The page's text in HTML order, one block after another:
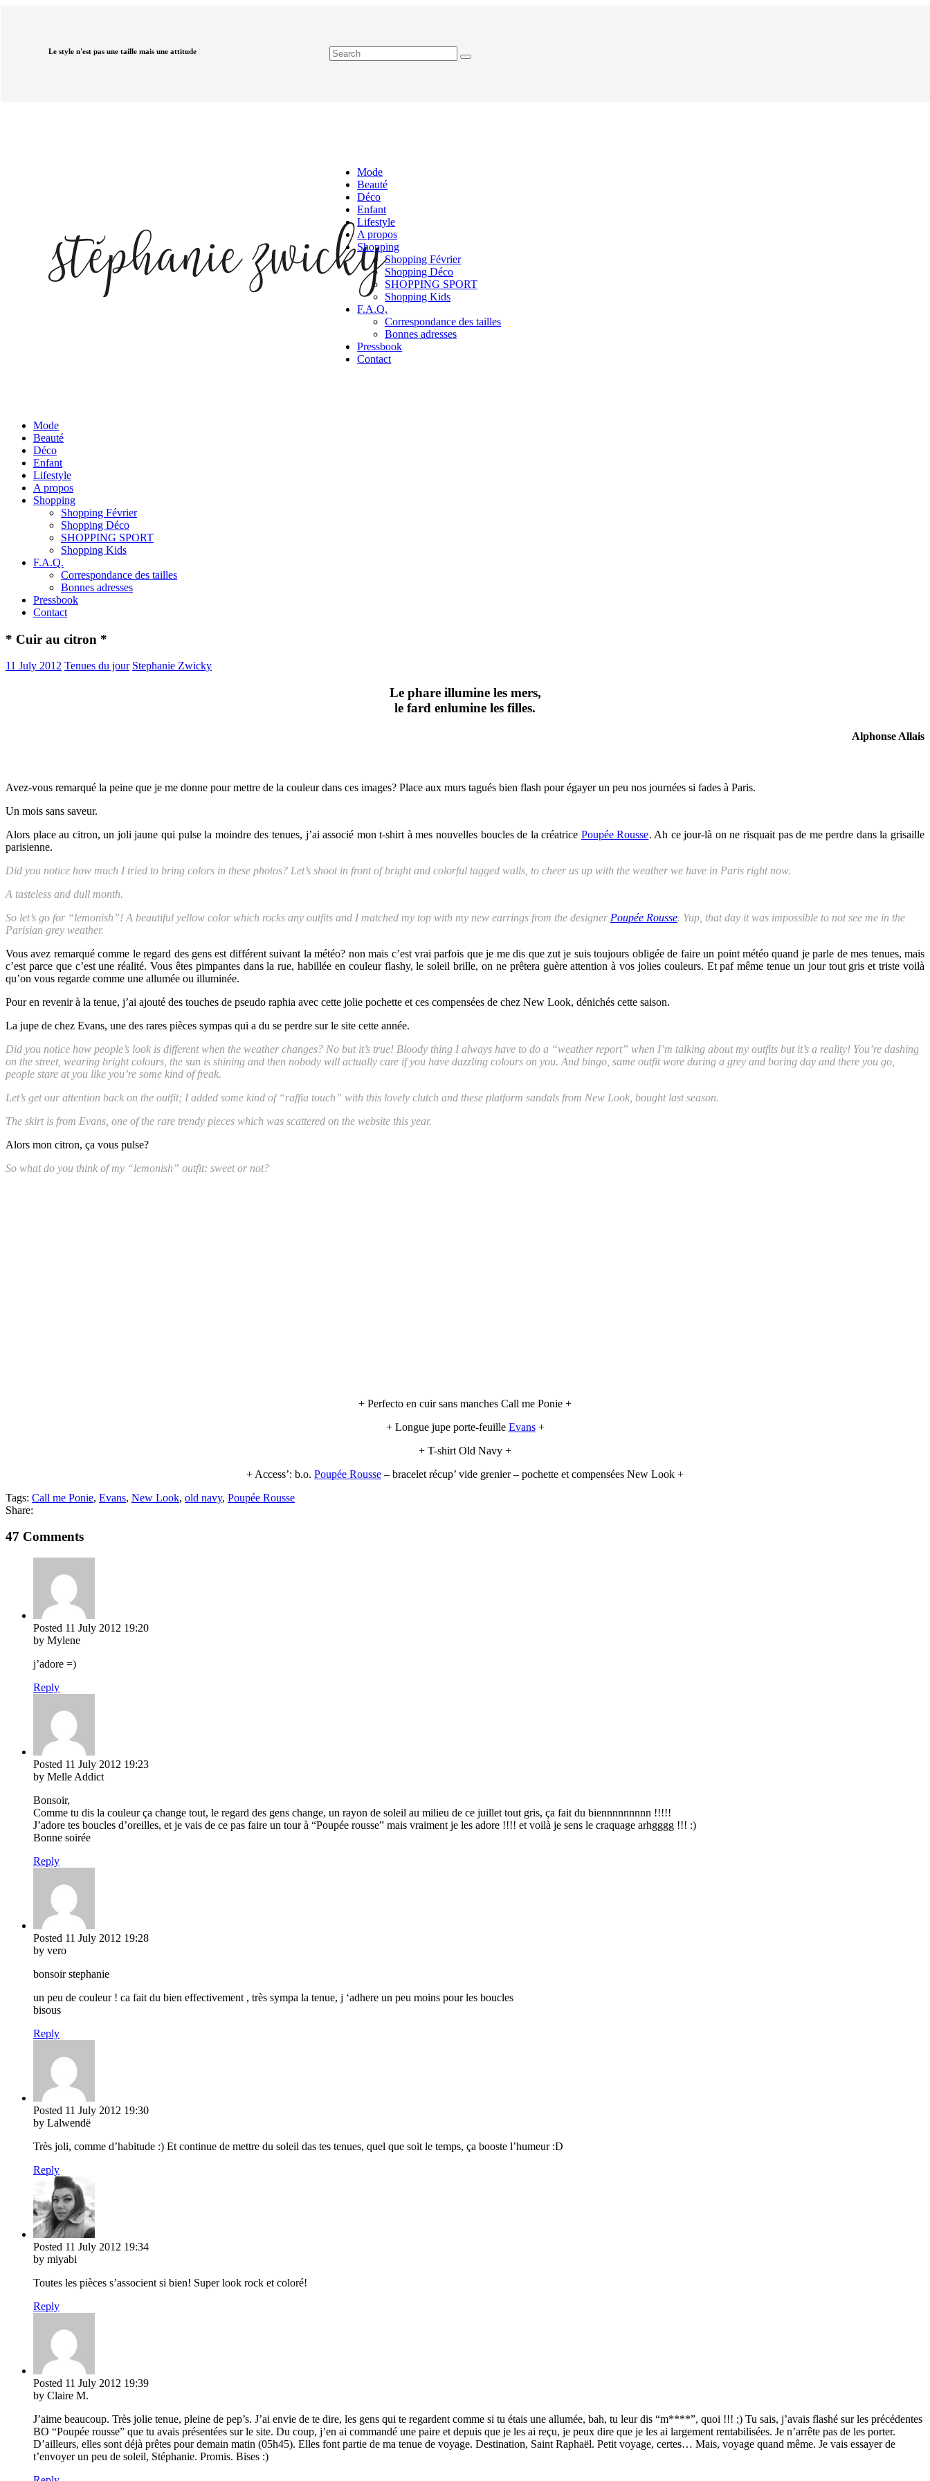
Le style n'est pas une taille mais une attitude
Mode
Beauté
Déco
Enfant
Lifestyle
A propos
Shopping
Shopping Février
Shopping Déco
SHOPPING SPORT
Shopping Kids
F.A.Q.
Correspondance des tailles
Bonnes adresses
Pressbook
Contact
Mode
Beauté
Déco
Enfant
Lifestyle
A propos
Shopping
Shopping Février
Shopping Déco
SHOPPING SPORT
Shopping Kids
F.A.Q.
Correspondance des tailles
Bonnes adresses
Pressbook
Contact
* Cuir au citron *
11 July 2012 Tenues du jour Stephanie Zwicky
Le phare illumine les mers,
le fard enlumine les filles.
Alphonse Allais
Avez-vous remarqué la peine que je me donne pour mettre de la couleur dans ces images? Place aux murs tagués bien flash pour égayer un peu nos journées si fades à Paris.
Un mois sans saveur.
Alors place au citron, un joli jaune qui pulse la moindre des tenues, j’ai associé mon t-shirt à mes nouvelles boucles de la créatrice Poupée Rousse. Ah ce jour-là on ne risquait pas de me perdre dans la grisaille
parisienne.
Did you notice how much I tried to bring colors in these photos? Let’s shoot in front of bright and colorful tagged walls, to cheer us up with the weather we have in Paris right now.
A tasteless and dull month.
So let’s go for “lemonish”! A beautiful yellow color which rocks any outfits and I matched my top with my new earrings from the designer Poupée Rousse. Yup, that day it was impossible to not see me in the
Parisian grey weather.
Vous avez remarqué comme le regard des gens est différent suivant la météo? non mais c’est vrai parfois que je me dis que zut je suis toujours obligée de faire un point météo quand je parle de mes tenues, mais
c’est parce que c’est une réalité. Vous êtes pimpantes dans la rue, habillée en couleur flashy, le soleil brille, on ne prêtera guère attention à vos jolies couleurs. Et paf même tenue un jour tout gris et triste voilà
qu’on vous regarde comme une allumée ou illuminée.
Pour en revenir à la tenue, j’ai ajouté des touches de pseudo raphia avec cette jolie pochette et ces compensées de chez New Look, dénichés cette saison.
La jupe de chez Evans, une des rares pièces sympas qui a du se perdre sur le site cette année.
Did you notice how people’s look is different when the weather changes? No but it’s true! Bloody thing I always have to do a “weather report” when I’m talking about my outfits but it’s a reality! You’re dashing
on the street, wearing bright colours, the sun is shining and then nobody will actually care if you have dazzling colours on you. And bingo, same outfit wore during a grey and boring day and there you go,
people stare at you like you’re some kind of freak.
Let’s get our attention back on the outfit; I added some kind of “raffia touch” with this lovely clutch and these platform sandals from New Look, bought last season.
The skirt is from Evans, one of the rare trendy pieces which was scattered on the website this year.
Alors mon citron, ça vous pulse?
So what do you think of my “lemonish” outfit: sweet or not?
+ Perfecto en cuir sans manches Call me Ponie +
+ Longue jupe porte-feuille Evans+
+ T-shirt Old Navy +
+ Access’: b.o. Poupée Rousse – bracelet récup’ vide grenier – pochette et compensées New Look +
Tags: Call me Ponie, Evans, New Look, old navy, Poupée Rousse
Share:
47 Comments
Posted 11 July 2012 19:20
by Mylene
j’adore =)
Reply
Posted 11 July 2012 19:23
by Melle Addict
Bonsoir,
Comme tu dis la couleur ça change tout, le regard des gens change, un rayon de soleil au milieu de ce juillet tout gris, ça fait du biennnnnnnnn !!!!!
J’adore tes boucles d’oreilles, et je vais de ce pas faire un tour à “Poupée rousse” mais vraiment je les adore !!!! et voilà je sens le craquage arhgggg !!! :)
Bonne soirée
Reply
Posted 11 July 2012 19:28
by vero
bonsoir stephanie
un peu de couleur ! ca fait du bien effectivement , très sympa la tenue, j ‘adhere un peu moins pour les boucles
bisous
Reply
Posted 11 July 2012 19:30
by Lalwendë
Très joli, comme d’habitude :) Et continue de mettre du soleil das tes tenues, quel que soit le temps, ça booste l’humeur :D
Reply
Posted 11 July 2012 19:34
by miyabi
Toutes les pièces s’associent si bien! Super look rock et coloré!
Reply
Posted 11 July 2012 19:39
by Claire M.
J’aime beaucoup. Très jolie tenue, pleine de pep’s. J’ai envie de te dire, les gens qui te regardent comme si tu étais une allumée, bah, tu leur dis “m****”, quoi !!! ;) Tu sais, j’avais flashé sur les précédentes
BO “Poupée rousse” que tu avais présentées sur le site. Du coup, j’en ai commandé une paire et depuis que je les ai reçu, je peux dire que je les ai largement rentabilisées. Je n’arrête pas de les porter.
D’ailleurs, elles sont déjà prêtes pour demain matin (05h45). Elles font partie de ma tenue de voyage. Destination, Saint Raphaël. Petit voyage, certes… Mais, voyage quand même. Je vais essayer de
t’envoyer un peu de soleil, Stéphanie. Promis. Bises :)